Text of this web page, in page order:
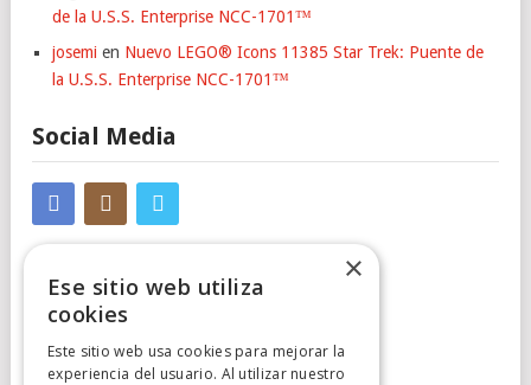
de la U.S.S. Enterprise NCC-1701™
josemi en Nuevo LEGO® Icons 11385 Star Trek: Puente de
la U.S.S. Enterprise NCC-1701™
Social Media
Cumplimiento Normativo
×
Ese sitio web utiliza
cookies
Este sitio web usa cookies para mejorar la
experiencia del usuario. Al utilizar nuestro